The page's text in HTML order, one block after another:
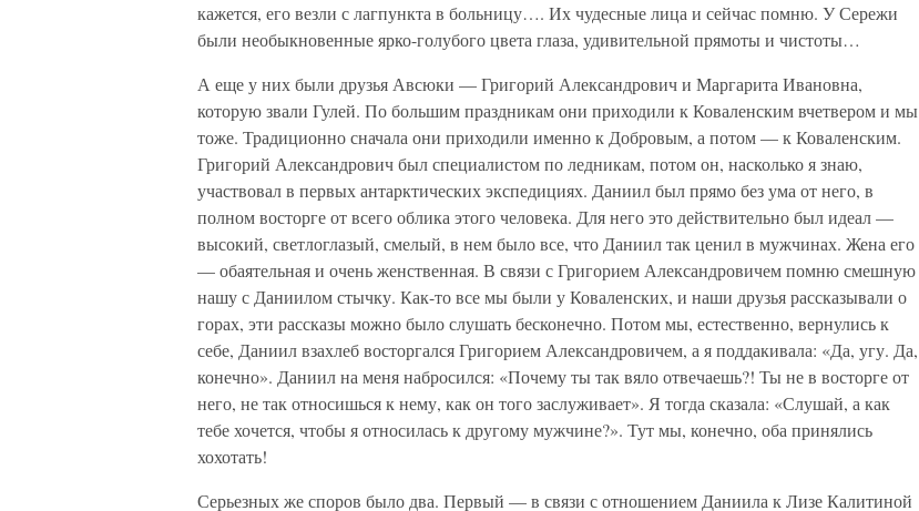
кажется, его везли с лагпункта в больницу…. Их чудесные лица и сейчас помню. У Сережи
были необыкновенные ярко-голубого цвета глаза, удивительной прямоты и чистоты…
А еще у них были друзья Авсюки — Григорий Александрович и Маргарита Ивановна,
которую звали Гулей. По большим праздникам они приходили к Коваленским вчетвером и мы
тоже. Традиционно сначала они приходили именно к Добровым, а потом — к Коваленским.
Григорий Александрович был специалистом по ледникам, потом он, насколько я знаю,
участвовал в первых антарктических экспедициях. Даниил был прямо без ума от него, в
полном восторге от всего облика этого человека. Для него это действительно был идеал —
высокий, светлоглазый, смелый, в нем было все, что Даниил так ценил в мужчинах. Жена его
— обаятельная и очень женственная. В связи с Григорием Александровичем помню смешную
нашу с Даниилом стычку. Как-то все мы были у Коваленских, и наши друзья рассказывали о
горах, эти рассказы можно было слушать бесконечно. Потом мы, естественно, вернулись к
себе, Даниил взахлеб восторгался Григорием Александровичем, а я поддакивала: «Да, угу. Да,
конечно». Даниил на меня набросился: «Почему ты так вяло отвечаешь?! Ты не в восторге от
него, не так относишься к нему, как он того заслуживает». Я тогда сказала: «Слушай, а как
тебе хочется, чтобы я относилась к другому мужчине?». Тут мы, конечно, оба принялись
хохотать!
Серьезных же споров было два. Первый — в связи с отношением Даниила к Лизе Калитиной